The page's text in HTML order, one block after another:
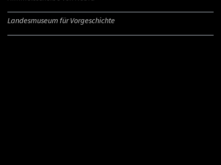
Landesmuseum für Vorgeschichte